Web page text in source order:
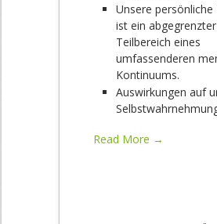
Unsere persönliche
ist ein abgegrenzter
Teilbereich eines
umfassenderen
Kontinuums.
Auswirkungen auf
Read More →